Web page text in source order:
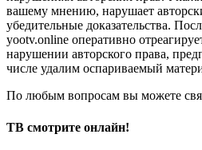
вашему мнению, нарушает
убедительные доказательства.
yootv.online оперативно
нарушении авторского права,
числе удалим оспариваемый
По любым вопросам вы можете
ТВ смотрите онлайн!